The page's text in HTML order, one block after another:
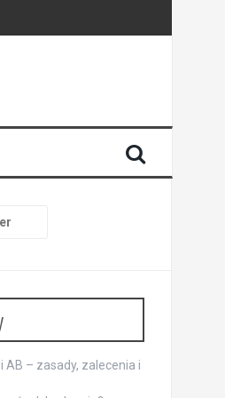
AB – zasady, zalecenia i